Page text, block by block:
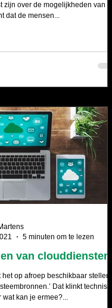
zijn over de mogelijkheden van de
dat de mensen...
van clouddiensten
op afroep beschikbaar stellen
Dat klinkt technisch
wat kan je ermee?...
5 minuten om te lezen